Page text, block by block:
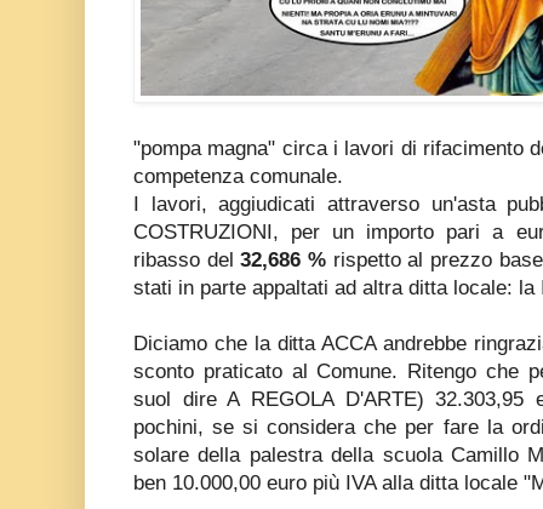
"pompa magna" circa i lavori di rifacimento
competenza comunale.
I lavori, aggiudicati attraverso un'asta
COSTRUZIONI, per un importo pari a
ribasso del32,686 % rispetto al prezzo
stati in parte appaltati ad altra ditta locale: la
Diciamo che la ditta ACCA andrebbe
sconto praticato al Comune. Ritengo che
suol dire A REGOLA D'ARTE) 32.303,95
pochini, se si considera che per fare la
solare della palestra della scuola Camillo
ben 10.000,00 euro più IVA alla ditta locale